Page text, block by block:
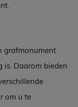
grafmonument
is. Daarom bieden
om u te